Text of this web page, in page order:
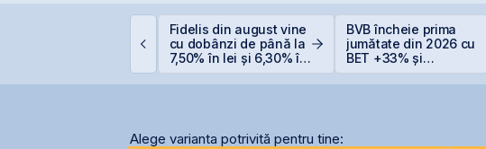
Fidelis din august vine
cu dobânzi de până la
7,50% în lei și 6,30% în
BVB încheie prima
jumătate din 2026 cu
BET +33% și
Alege varianta potrivită pentru tine: